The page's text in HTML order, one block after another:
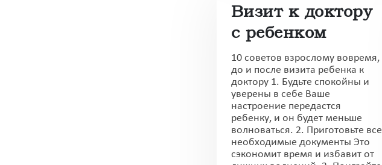
Визит к доктору
с ребенком
10 советов взрослому вовремя,
до и после визита ребенка к
доктору 1. Будьте спокойны и
уверены в себе Ваше
настроение передастся
ребенку, и он будет меньше
волноваться. 2. Приготовьте все
необходимые документы Это
сэкономит время и избавит от